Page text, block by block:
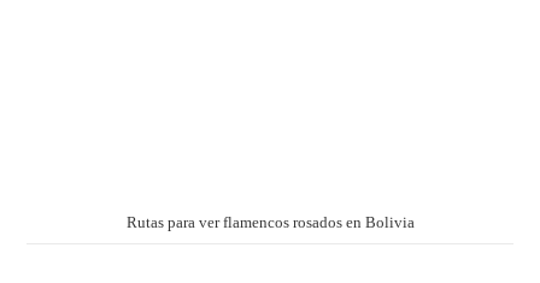
Rutas para ver flamencos rosados en Bolivia